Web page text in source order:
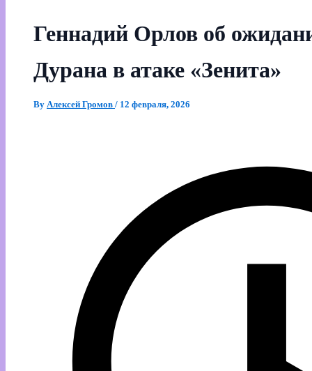
Геннадий Орлов об
Дурана в атаке «Зенита»
By Алексей Громов / 12 февраля, 2026